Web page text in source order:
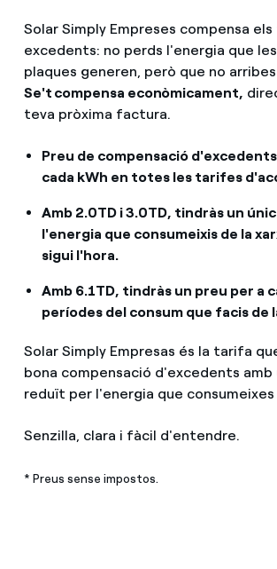
Solar Simply Empreses compensa
excedents: no perds l'energia que
plaques generen, però que no
Se't compensa econòmicament,
teva pròxima factura.
Preu de compensació
cada kWh en totes les tarifes
Amb 2.0TD i 3.0TD, tindràs un
l'energia que consumeixis de la
sigui l'hora.
Amb 6.1TD, tindràs un preu per a
períodes del consum que facis de
Solar Simply Empresas és la tarifa
bona compensació d'excedents amb
reduït per l'energia que consumeixes
Senzilla, clara i fàcil d'entendre.
* Preus sense impostos.